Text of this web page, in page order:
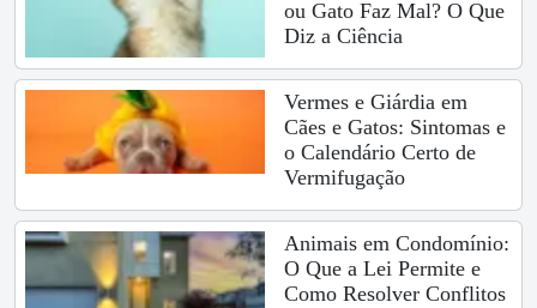
ou Gato Faz Mal? O Que
Diz a Ciência
Vermes e Giárdia em
Cães e Gatos: Sintomas e
o Calendário Certo de
Vermifugação
Animais em Condomínio:
O Que a Lei Permite e
Como Resolver Conflitos